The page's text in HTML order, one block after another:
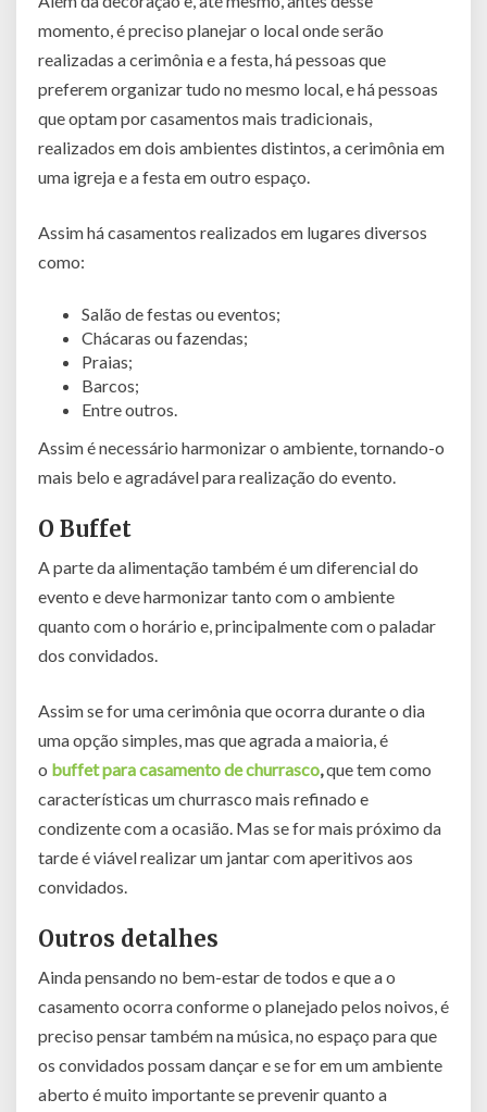
momento, é preciso planejar o local onde serão
realizadas a cerimônia e a festa, há pessoas que
preferem organizar tudo no mesmo local, e há pessoas
que optam por casamentos mais tradicionais,
realizados em dois ambientes distintos, a cerimônia em
uma igreja e a festa em outro espaço.
Assim há casamentos realizados em lugares diversos
como:
Salão de festas ou eventos;
Chácaras ou fazendas;
Praias;
Barcos;
Entre outros.
Assim é necessário harmonizar o ambiente, tornando-o
mais belo e agradável para realização do evento.
O Buffet
A parte da alimentação também é um diferencial do
evento e deve harmonizar tanto com o ambiente
quanto com o horário e, principalmente com o paladar
dos convidados.
Assim se for uma cerimônia que ocorra durante o dia
uma opção simples, mas que agrada a maioria, é
o buffet para casamento de churrasco,que tem como
características um churrasco mais refinado e
condizente com a ocasião. Mas se for mais próximo da
tarde é viável realizar um jantar com aperitivos aos
convidados.
Outros detalhes
Ainda pensando no bem-estar de todos e que a o
casamento ocorra conforme o planejado pelos noivos, é
preciso pensar também na música, no espaço para que
os convidados possam dançar e se for em um ambiente
aberto é muito importante se prevenir quanto a